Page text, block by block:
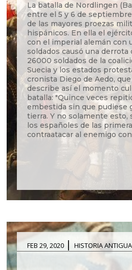
La batalla de Nordlingen
entre el 5 y 6 de
de las mayores proezas
hispánicos. En ella el
con el imperial alemán con
soldados causó una derrota
26000 soldados de la
Suecia y los estados
cronista Diego de Aedo,
describe así el momento
batalla: "Quince veces
embestida sin que pudiese
tierra. Y no solamente esto,
los españoles de las
contraatacar al enemigo
FEB 29, 2020 |HISTORIA ANTIGUA